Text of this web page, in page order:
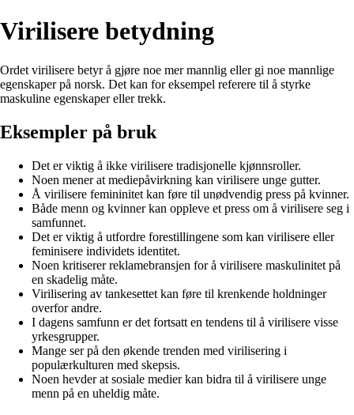
Virilisere betydning
Ordet virilisere betyr å gjøre noe mer mannlig eller gi noe mannlige
egenskaper på norsk. Det kan for eksempel referere til å styrke
maskuline egenskaper eller trekk.
Eksempler på bruk
Det er viktig å ikke virilisere tradisjonelle kjønnsroller.
Noen mener at mediepåvirkning kan virilisere unge gutter.
Å virilisere femininitet kan føre til unødvendig press på kvinner.
Både menn og kvinner kan oppleve et press om å virilisere seg i
samfunnet.
Det er viktig å utfordre forestillingene som kan virilisere eller
feminisere individets identitet.
Noen kritiserer reklamebransjen for å virilisere maskulinitet på
en skadelig måte.
Virilisering av tankesettet kan føre til krenkende holdninger
overfor andre.
I dagens samfunn er det fortsatt en tendens til å virilisere visse
yrkesgrupper.
Mange ser på den økende trenden med virilisering i
populærkulturen med skepsis.
Noen hevder at sosiale medier kan bidra til å virilisere unge
menn på en uheldig måte.